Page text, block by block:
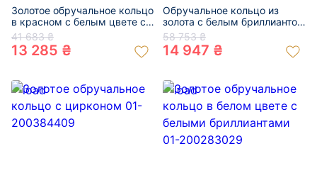
Золотое обручальное кольцо
в красном с белым цвете с
белым бриллиантом 01-
200359210
41 683 ₴
13 285 ₴
Обручальное кольцо из
золота с белым бриллиантом
01-200336378
58 753 ₴
14 947 ₴